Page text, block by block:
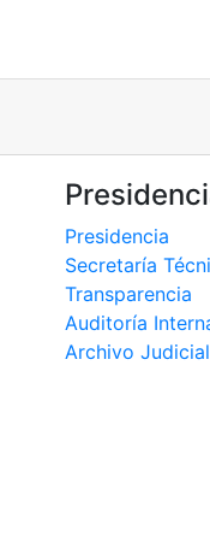
Presidencia
Secretaría
Transparencia
Auditoría
Archivo